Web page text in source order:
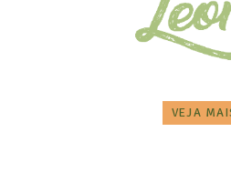
VEJA